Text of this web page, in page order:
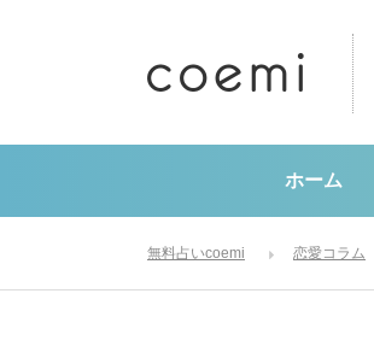
ホーム
無料占いcoemi 恋愛コラム